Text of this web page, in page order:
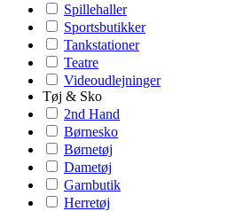
Spillehaller
Sportsbutikker
Tankstationer
Teatre
Videoudlejninger
Tøj & Sko
2nd Hand
Børnesko
Børnetøj
Dametøj
Garnbutik
Herretøj